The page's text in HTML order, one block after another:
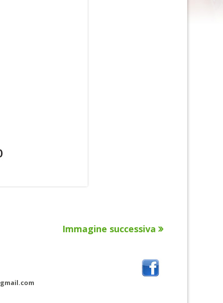
Immagine successiva